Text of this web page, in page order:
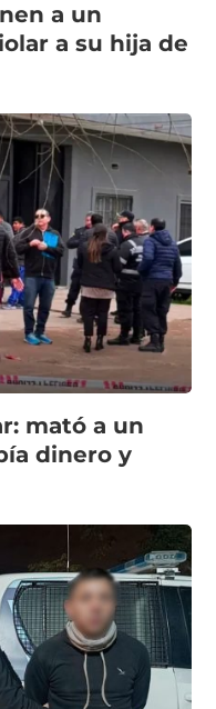
a un
a su hija de
mató a un
dinero y